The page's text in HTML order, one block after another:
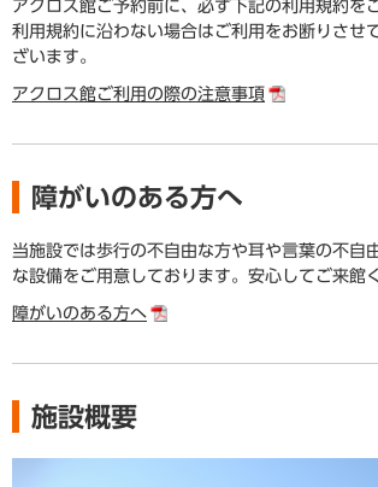
アクロス館ご予約前に、必ず下記の利用規約を
利用規約に沿わない場合はご利用をお断りさせ
ざいます。
アクロス館ご利用の際の注意事項
障がいのある方へ
当施設では歩行の不自由な方や耳や言葉の不自
な設備をご用意しております。安心してご来館
障がいのある方へ
施設概要